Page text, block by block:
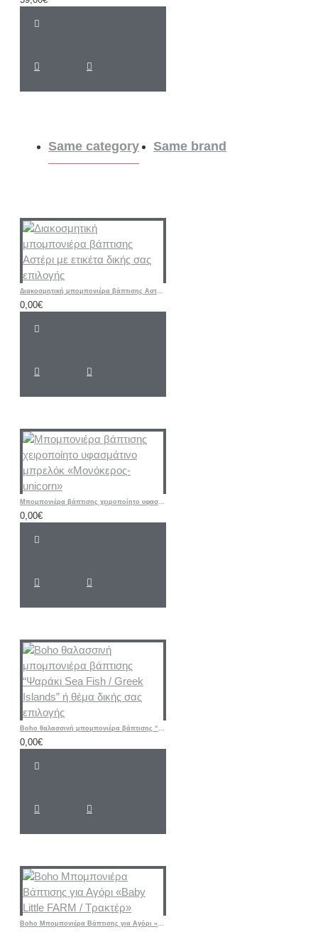
Same category Same brand
Διακοσμητική μπομπονιέρα βάπτισης Αστέρι με ετικέτα δικής σας επιλογής
0,00€
Μπομπονιέρα βάπτισης χειροποίητο υφασμάτινο μπρελόκ «Μονόκερος-unicorn»
0,00€
Boho θαλασσινή μπομπονιέρα βάπτισης “Ψαράκι Sea ​​Fish / Greek Islands” ή θέμα δικής σας επιλογής
0,00€
Boho Μπομπονιέρα Βάπτισης για Αγόρι «Baby Little FARM / Τρακτέρ»